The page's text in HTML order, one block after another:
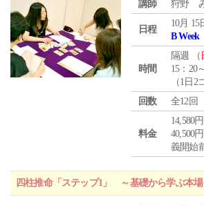
講師 狩野
日程
10月 15
B Week
時間
隔週 （
15：20
（1日2
回数
全12回
料金
14,580
40,500
義開始
四柱推命「ステップ1」 ～基礎から学ぶ本